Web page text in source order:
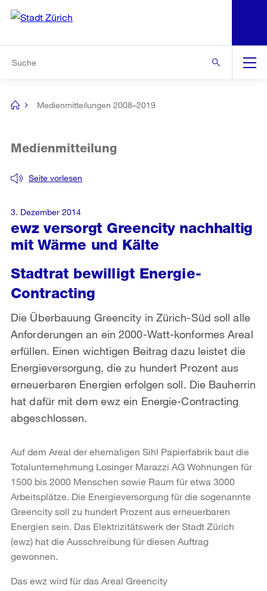
Navigation
[no
Medienmitteilungen 2008–2019
ewz versorgt Greencity nachhaltig
mit Wärme und Kälte
Seite vorlesen
Medienmitteilung
Stadtrat bewilligt Energie-
Contracting
Die Überbauung Greencity in Zürich-Süd soll alle
Anforderungen an ein 2000-Watt-konformes Areal
erfüllen. Einen wichtigen Beitrag dazu leistet die
Energieversorgung, die zu hundert Prozent aus
erneuerbaren Energien erfolgen soll. Die Bauherrin
hat dafür mit dem ewz ein Energie-Contracting
abgeschlossen.
3. Dezember 2014
Auf dem Areal der ehemaligen Sihl Papierfabrik baut die
Totalunternehmung Losinger Marazzi AG Wohnungen für
1500 bis 2000 Menschen sowie Raum für etwa 3000
Arbeitsplätze. Die Energieversorgung für die sogenannte
Greencity soll zu hundert Prozent aus erneuerbaren
Energien sein. Das Elektrizitätswerk der Stadt Zürich
(ewz) hat die Ausschreibung für diesen Auftrag
gewonnen.
Das ewz wird für das Areal Greencity